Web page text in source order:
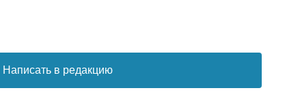
Написать в редакцию